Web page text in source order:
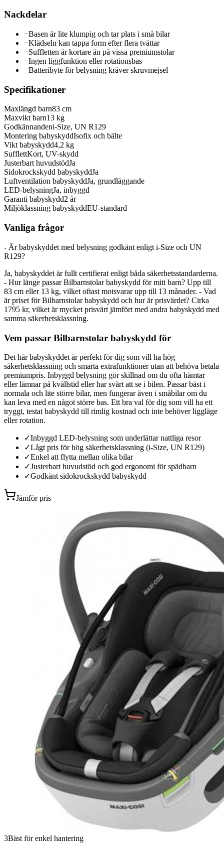
Nackdelar
−Basen är lite klumpig och tar plats i små bilar
−Klädseln kan tappa form efter flera tvättar
−Suffletten är kortare än på vissa premiumstolar
−Ingen liggfunktion eller rotationsbas
−Batteribyte för belysning kräver skruvmejsel
Specifikationer
Maxlängd barn83 cm
Maxvikt barn13 kg
Godkännandeni-Size, UN R129
Montering babyskyddIsofix och bälte
Vikt babyskydd4,2 kg
SufflettKort, UV-skydd
Justerbart huvudstödJa
Sidokrockskydd babyskyddJa
Luftventilation babyskyddJa, grundläggande
LED-belysningJa, inbyggd
Garanti babyskydd2 år
Miljöklassning babyskyddEU-standard
Vanliga frågor
- Är babyskyddet med belysning godkänt enligt i-Size och UN
R129?
Ja, babyskyddet är fullt certifierat enligt båda säkerhetsstandarderna.
- Hur länge passar Bilbarnstolar babyskydd för mitt barn? Upp till
83 cm eller 13 kg, vilket oftast motsvarar upp till 13 månader. - Vad
är priset för Bilbarnstolar babyskydd och hur är prisvärdet? Cirka
1795 kr, vilket är mycket prisvärt jämfört med andra babyskydd med
samma säkerhetsklassning.
Vem passar Bilbarnstolar babyskydd för
Det här babyskyddet är perfekt för dig som vill ha hög
säkerhetsklassning och smarta extrafunktioner utan att behöva betala
premiumpris. Inbyggd belysning gör skillnad om du ofta hämtar
eller lämnar på kvällstid eller har svårt att se i bilen. Passar bäst i
normala och lite större bilar, men fungerar även i småbilar om du
kan leva med en något större bas. Ett bra val för dig som vill ha ett
tryggt, testat babyskydd till rimlig kostnad och inte behöver liggläge
eller rotation.
✓Inbyggd LED-belysning som underlättar nattliga resor
✓Lågt pris för hög säkerhetsklassning (i-Size, UN R129)
✓Enkel att flytta mellan olika bilar
✓Justerbart huvudstöd och god ergonomi för spädbarn
✓Godkänt sidokrockskydd babyskydd
Jämför pris
3Bäst för enkel hantering